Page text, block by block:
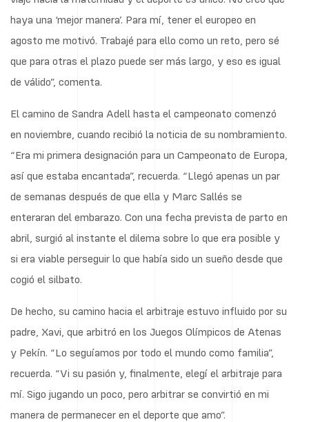
haya una ‘mejor manera’. Para mí, tener el europeo en
agosto me motivó. Trabajé para ello como un reto, pero sé
que para otras el plazo puede ser más largo, y eso es igual
de válido”, comenta.
El camino de Sandra Adell hasta el campeonato comenzó
en noviembre, cuando recibió la noticia de su nombramiento.
“Era mi primera designación para un Campeonato de Europa,
así que estaba encantada”, recuerda. “Llegó apenas un par
de semanas después de que ella y Marc Sallés se
enteraran del embarazo. Con una fecha prevista de parto en
abril, surgió al instante el dilema sobre lo que era posible y
si era viable perseguir lo que había sido un sueño desde que
cogió el silbato.
De hecho, su camino hacia el arbitraje estuvo influido por su
padre, Xavi, que arbitró en los Juegos Olímpicos de Atenas
y Pekín. “Lo seguíamos por todo el mundo como familia”,
recuerda. “Vi su pasión y, finalmente, elegí el arbitraje para
mí. Sigo jugando un poco, pero arbitrar se convirtió en mi
manera de permanecer en el deporte que amo”.